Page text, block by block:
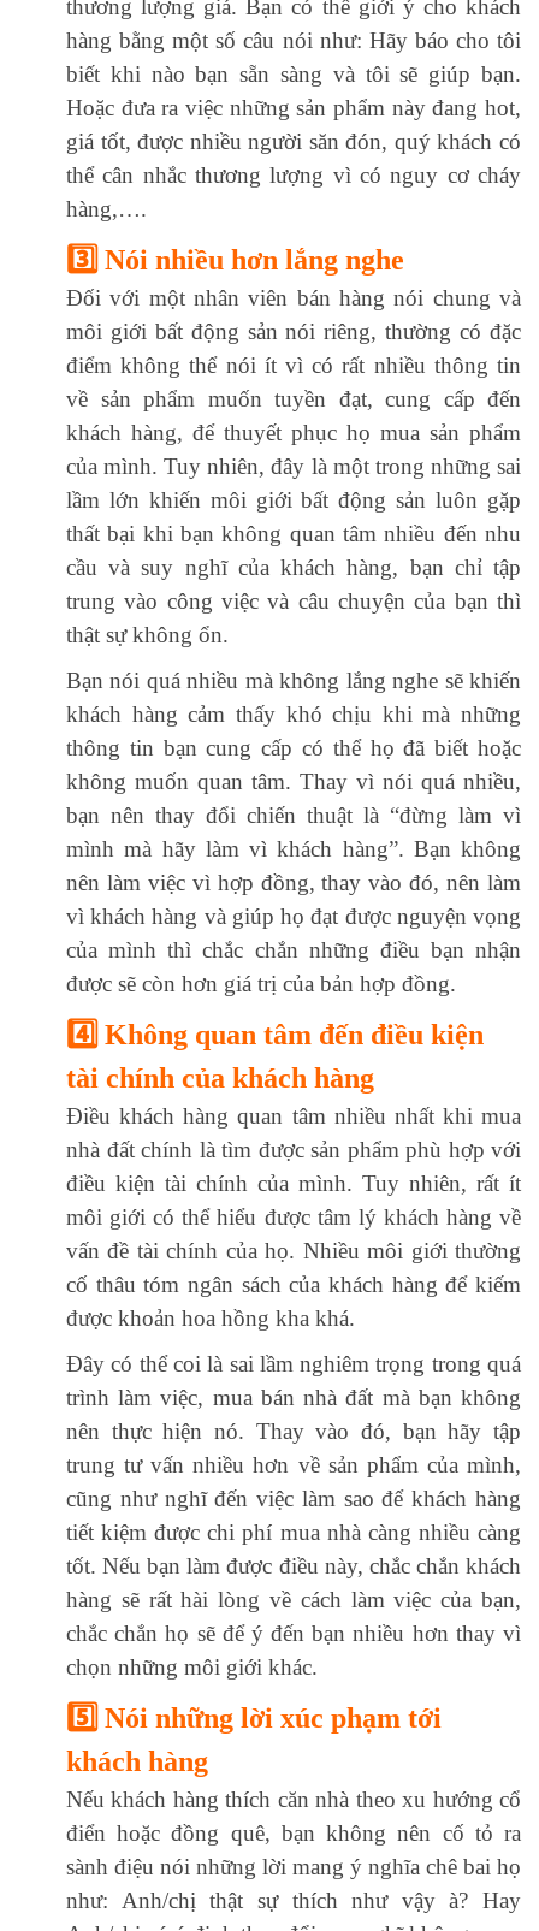
thương lượng giá. Bạn có thể giới ý cho khách
hàng bằng một số câu nói như: Hãy báo cho tôi
biết khi nào bạn sẵn sàng và tôi sẽ giúp bạn.
Hoặc đưa ra việc những sản phẩm này đang hot,
giá tốt, được nhiều người săn đón, quý khách có
thể cân nhắc thương lượng vì có nguy cơ cháy
hàng,….
3️⃣ Nói nhiều hơn lắng nghe
Đối với một nhân viên bán hàng nói chung và
môi giới bất động sản nói riêng, thường có đặc
điểm không thể nói ít vì có rất nhiều thông tin
về sản phẩm muốn tuyền đạt, cung cấp đến
khách hàng, để thuyết phục họ mua sản phẩm
của mình. Tuy nhiên, đây là một trong những sai
lầm lớn khiến môi giới bất động sản luôn gặp
thất bại khi bạn không quan tâm nhiều đến nhu
cầu và suy nghĩ của khách hàng, bạn chỉ tập
trung vào công việc và câu chuyện của bạn thì
thật sự không ổn.
Bạn nói quá nhiều mà không lắng nghe sẽ khiến
khách hàng cảm thấy khó chịu khi mà những
thông tin bạn cung cấp có thể họ đã biết hoặc
không muốn quan tâm. Thay vì nói quá nhiều,
bạn nên thay đổi chiến thuật là “đừng làm vì
mình mà hãy làm vì khách hàng”. Bạn không
nên làm việc vì hợp đồng, thay vào đó, nên làm
vì khách hàng và giúp họ đạt được nguyện vọng
của mình thì chắc chắn những điều bạn nhận
được sẽ còn hơn giá trị của bản hợp đồng.
4️⃣ Không quan tâm đến điều kiện
tài chính của khách hàng
Điều khách hàng quan tâm nhiều nhất khi mua
nhà đất chính là tìm được sản phẩm phù hợp với
điều kiện tài chính của mình. Tuy nhiên, rất ít
môi giới có thể hiểu được tâm lý khách hàng về
vấn đề tài chính của họ. Nhiều môi giới thường
cố thâu tóm ngân sách của khách hàng để kiếm
được khoản hoa hồng kha khá.
Đây có thể coi là sai lầm nghiêm trọng trong quá
trình làm việc, mua bán nhà đất mà bạn không
nên thực hiện nó. Thay vào đó, bạn hãy tập
trung tư vấn nhiều hơn về sản phẩm của mình,
cũng như nghĩ đến việc làm sao để khách hàng
tiết kiệm được chi phí mua nhà càng nhiều càng
tốt. Nếu bạn làm được điều này, chắc chắn khách
hàng sẽ rất hài lòng về cách làm việc của bạn,
chắc chắn họ sẽ để ý đến bạn nhiều hơn thay vì
chọn những môi giới khác.
5️⃣ Nói những lời xúc phạm tới
khách hàng
Nếu khách hàng thích căn nhà theo xu hướng cổ
điển hoặc đồng quê, bạn không nên cố tỏ ra
sành điệu nói những lời mang ý nghĩa chê bai họ
như: Anh/chị thật sự thích như vậy à? Hay